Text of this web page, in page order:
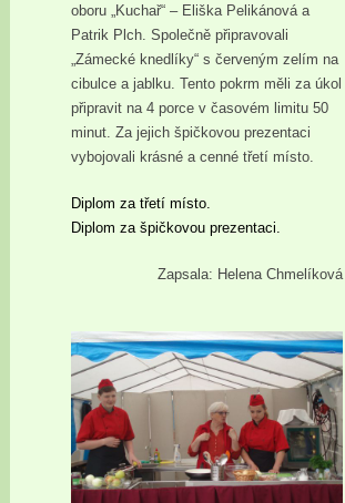
oboru „Kuchař“ – Eliška Pelikánová a
Patrik Plch. Společně připravovali
„Zámecké knedlíky“ s červeným zelím na
cibulce a jablku. Tento pokrm měli za úkol
připravit na 4 porce v časovém limitu 50
minut. Za jejich špičkovou prezentaci
vybojovali krásné a cenné třetí místo.
Diplom za třetí místo.
Diplom za špičkovou prezentaci.
Zapsala: Helena Chmelíková